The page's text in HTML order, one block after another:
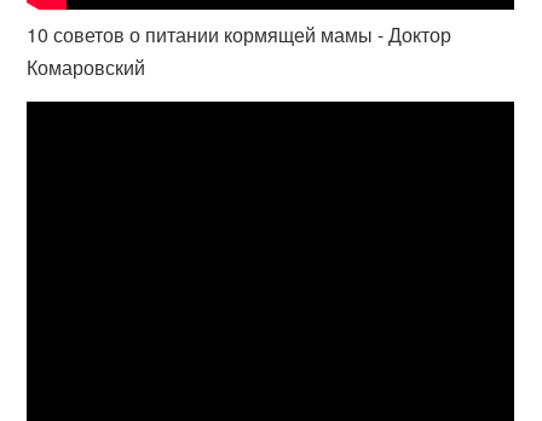
10 советов о питании кормящей мамы - Доктор
Комаровский